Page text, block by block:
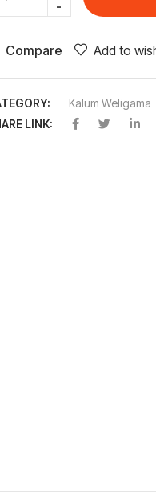
Compare Add to
Kalum Weligama
LINK: